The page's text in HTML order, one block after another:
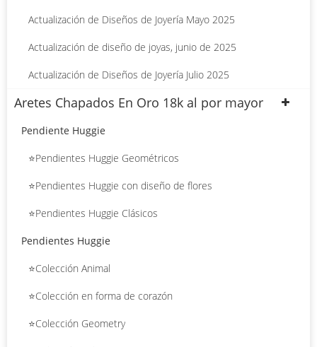
Actualización de Diseños de Joyería Mayo 2025
Actualización de diseño de joyas, junio de 2025
Actualización de Diseños de Joyería Julio 2025
Aretes Chapados En Oro 18k al por mayor
Pendiente Huggie
⭐Pendientes Huggie Geométricos
⭐Pendientes Huggie con diseño de flores
⭐Pendientes Huggie Clásicos
Pendientes Huggie
⭐Colección Animal
⭐Colección en forma de corazón
⭐Colección Geometry